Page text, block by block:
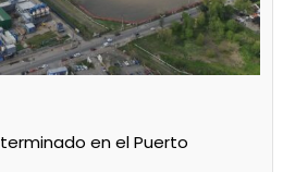
cortan el agua de 11 a 15